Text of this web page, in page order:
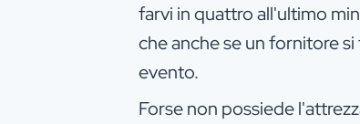
farvi in quattro all'ultimo
che anche se un fornitore
evento.
Forse non possiede